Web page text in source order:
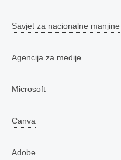
Savjet za nacionalne manjine
Agencija za medije
Microsoft
Canva
Adobe